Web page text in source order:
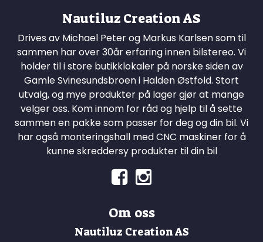
Nautiluz Creation AS
Drives av Michael Peter og Markus Karlsen som til
sammen har over 30år erfaring innen bilstereo. Vi
holder til i store butikklokaler på norske siden av
Gamle Svinesundsbroen i Halden Østfold. Stort
utvalg, og mye produkter på lager gjør at mange
velger oss. Kom innom for råd og hjelp til å sette
sammen en pakke som passer for deg og din bil. Vi
har også monteringshall med CNC maskiner for å
kunne skreddersy produkter til din bil
Om oss
Nautiluz Creation AS